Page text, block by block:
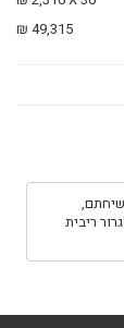
49,315 ₪
ריבית